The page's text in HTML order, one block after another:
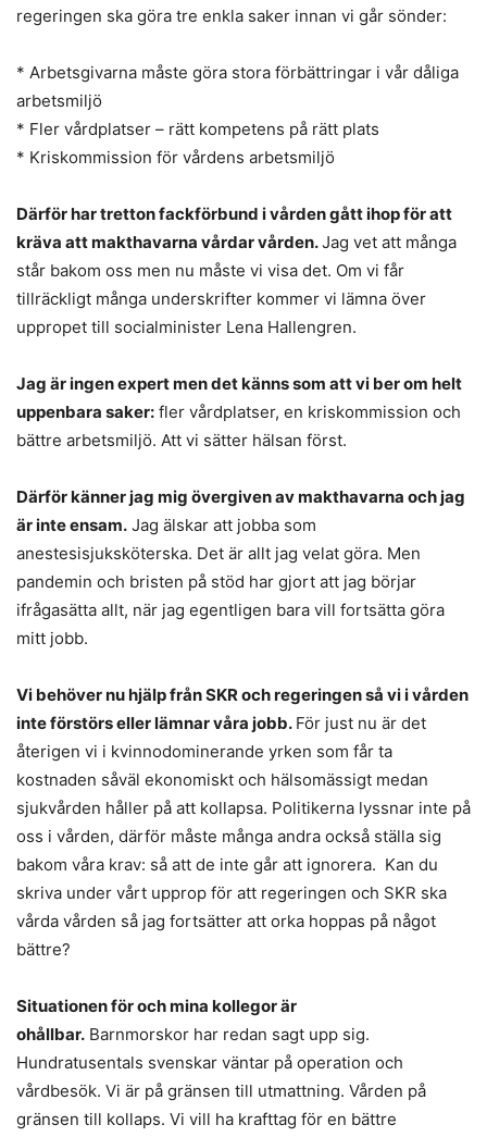
regeringen ska göra tre enkla saker innan vi går sönder:
* Arbetsgivarna måste göra stora förbättringar i vår dåliga
arbetsmiljö
* Fler vårdplatser – rätt kompetens på rätt plats
* Kriskommission för vårdens arbetsmiljö
Därför har tretton fackförbund i vården gått ihop för att
kräva att makthavarna vårdar vården.Jag vet att många
står bakom oss men nu måste vi visa det. Om vi får
tillräckligt många underskrifter kommer vi lämna över
uppropet till socialminister Lena Hallengren.
Jag är ingen expert men det känns som att vi ber om helt
uppenbara saker: fler vårdplatser, en kriskommission och
bättre arbetsmiljö. Att vi sätter hälsan först.
Därför känner jag mig övergiven av makthavarna och jag
är inte ensam. Jag älskar att jobba som
anestesisjuksköterska. Det är allt jag velat göra. Men
pandemin och bristen på stöd har gjort att jag börjar
ifrågasätta allt, när jag egentligen bara vill fortsätta göra
mitt jobb.
Vi behöver nu hjälp från SKR och regeringen så vi i vården
inte förstörs eller lämnar våra jobb. För just nu är det
återigen vi i kvinnodominerande yrken som får ta
kostnaden såväl ekonomiskt och hälsomässigt medan
sjukvården håller på att kollapsa. Politikerna lyssnar inte på
oss i vården, därför måste många andra också ställa sig
bakom våra krav: så att de inte går att ignorera. Kan du
skriva under vårt upprop för att regeringen och SKR ska
vårda vården så jag fortsätter att orka hoppas på något
bättre?
Situationen för och mina kollegor är
ohållbar. Barnmorskor har redan sagt upp sig.
Hundratusentals svenskar väntar på operation och
vårdbesök. Vi är på gränsen till utmattning. Vården på
gränsen till kollaps. Vi vill ha krafttag för en bättre